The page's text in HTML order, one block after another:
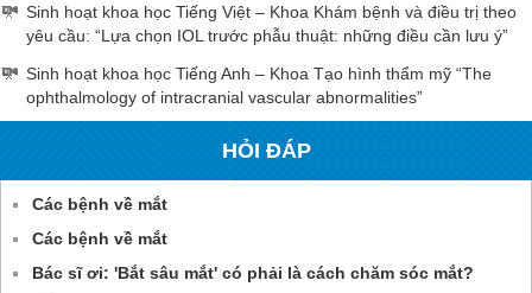
Sinh hoạt khoa học Tiếng Việt – Khoa Khám bệnh và điều trị theo
yêu cầu: “Lựa chọn IOL trước phẫu thuật: những điều cần lưu ý”
Sinh hoạt khoa học Tiếng Anh – Khoa Tạo hình thẩm mỹ “The
ophthalmology of intracranial vascular abnormalities”
HỎI ĐÁP
Các bệnh về mắt
Các bệnh về mắt
Bác sĩ ơi: 'Bắt sâu mắt' có phải là cách chăm sóc mắt?